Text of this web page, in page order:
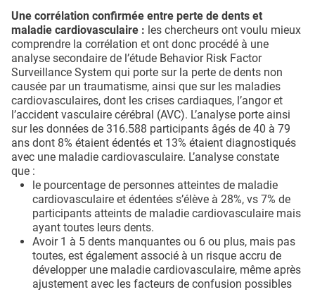
Une corrélation confirmée entre perte de dents et
maladie cardiovasculaire : les chercheurs ont voulu mieux
comprendre la corrélation et ont donc procédé à une
analyse secondaire de l’étude Behavior Risk Factor
Surveillance System qui porte sur la perte de dents non
causée par un traumatisme, ainsi que sur les maladies
cardiovasculaires, dont les crises cardiaques, l’angor et
l’accident vasculaire cérébral (AVC). L’analyse porte ainsi
sur les données de 316.588 participants âgés de 40 à 79
ans dont 8% étaient édentés et 13% étaient diagnostiqués
avec une maladie cardiovasculaire. L’analyse constate
que :
le pourcentage de personnes atteintes de maladie
cardiovasculaire et édentées s’élève à 28%, vs 7% de
participants atteints de maladie cardiovasculaire mais
ayant toutes leurs dents.
Avoir 1 à 5 dents manquantes ou 6 ou plus, mais pas
toutes, est également associé à un risque accru de
développer une maladie cardiovasculaire, même après
ajustement avec les facteurs de confusion possibles